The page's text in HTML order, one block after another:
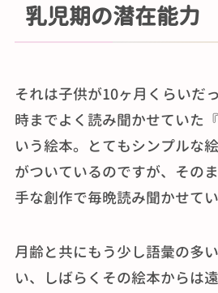
乳児期の潜在能力
それは子供が10ヶ月くらいだ
時までよく読み聞かせていた
いう絵本。とてもシンプルな
がついているのですが、その
手な創作で毎晩読み聞かせてい
月齢と共にもう少し語彙の多
い、しばらくその絵本からは